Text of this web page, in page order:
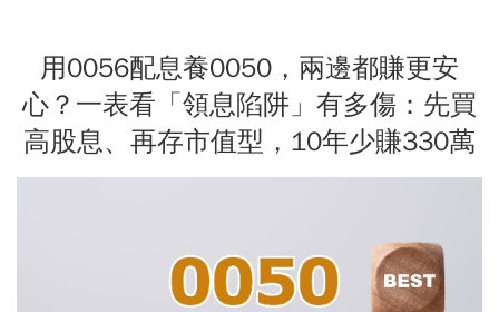
用0056配息養0050，兩邊都賺更安
心？一表看「領息陷阱」有多傷：先買
高股息、再存市值型，10年少賺330萬